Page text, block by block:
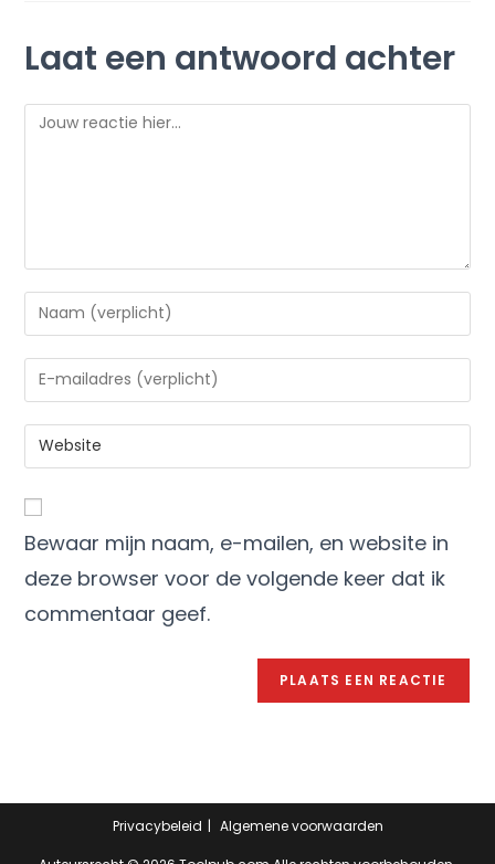
Laat een antwoord achter
Bewaar mijn naam, e-mailen, en website in
deze browser voor de volgende keer dat ik
commentaar geef.
Privacybeleid Algemene voorwaarden